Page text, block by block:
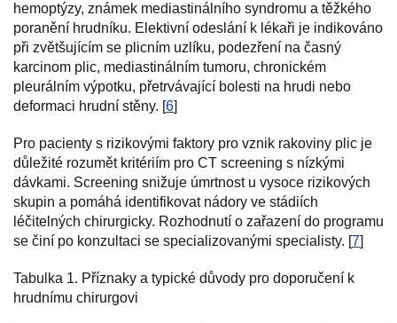
hemoptýzy, známek mediastinálního syndromu a těžkého
poranění hrudníku. Elektivní odeslání k lékaři je indikováno
při zvětšujícím se plicním uzlíku, podezření na časný
karcinom plic, mediastinálním tumoru, chronickém
pleurálním výpotku, přetrvávající bolesti na hrudi nebo
deformaci hrudní stěny. [6]
Pro pacienty s rizikovými faktory pro vznik rakoviny plic je
důležité rozumět kritériím pro CT screening s nízkými
dávkami. Screening snižuje úmrtnost u vysoce rizikových
skupin a pomáhá identifikovat nádory ve stádiích
léčitelných chirurgicky. Rozhodnutí o zařazení do programu
se činí po konzultaci se specializovanými specialisty. [7]
Tabulka 1. Příznaky a typické důvody pro doporučení k
hrudnímu chirurgovi